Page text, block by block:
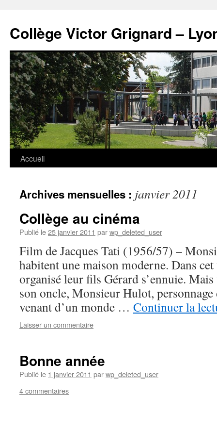
contenu
Collège Victor Grignard –
Accueil
Archives mensuelles : janvier 2011
Collège au cinéma
Publié le25 janvier 2011 parwp_deleted_user
Film de Jacques Tati (1956/57) –
habitent une maison moderne. Dans
organisé leur fils Gérard s’ennuie.
son oncle, Monsieur Hulot, personnage
venant d’un monde … Continuer la
Laisser un commentaire
Bonne année
Publié le 1 janvier 2011 parwp_deleted_user
4 commentaires